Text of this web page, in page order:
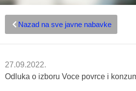
Nazad na sve javne nabavke
27.09.2022.
Odluka o izboru Voce povrce i